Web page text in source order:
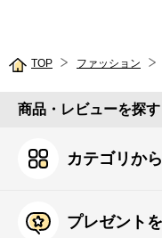
TOP ファッション
商品・レビューを探す
カテゴリか
プレゼント